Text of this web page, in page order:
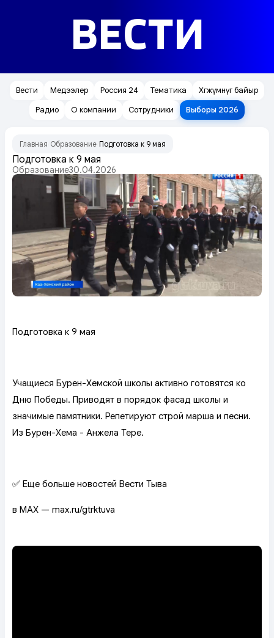
ВЕСТИ
Вести Медээлер Россия 24 Тематика
Хөгжүмнүг байыр
Радио
О компании Сотрудники Выборы 2026
Главная Образование Подготовка к 9 мая
Подготовка к 9 мая
Образование30.04.2026
Подготовка к 9 мая
Учащиеся Бурен-Хемской школы активно готовятся ко
Дню Победы. Приводят в порядок фасад школы и
значимые памятники. Репетируют строй марша и песни.
Из Бурен-Хема - Анжела Тере.
✅ Еще больше новостей Вести Тыва
в MAX — max.ru/gtrktuva